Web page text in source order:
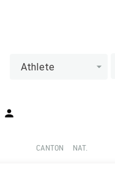
Athlete
CANTON NAT.